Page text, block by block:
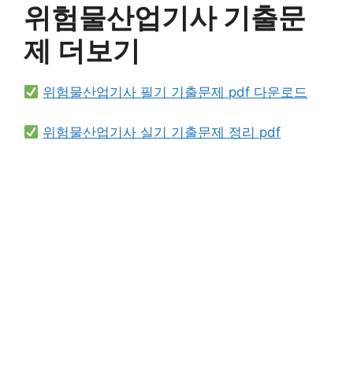
위험물산업기사 기출문
제 더보기
위험물산업기사 필기 기출문제 pdf 다운로드
위험물산업기사 실기 기출문제 정리 pdf